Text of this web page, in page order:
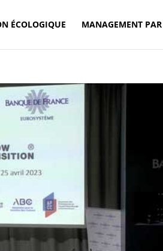
ÉCOLOGIQUE MANAGEMENT PAR